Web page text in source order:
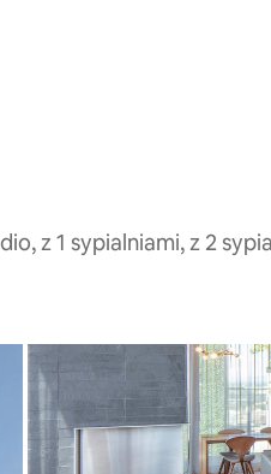
z 1 sypialniami, z 2